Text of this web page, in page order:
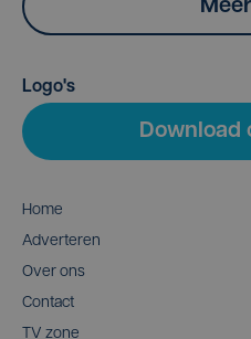
Logo's
Download
Home
Adverteren
Over ons
Contact
TV zone